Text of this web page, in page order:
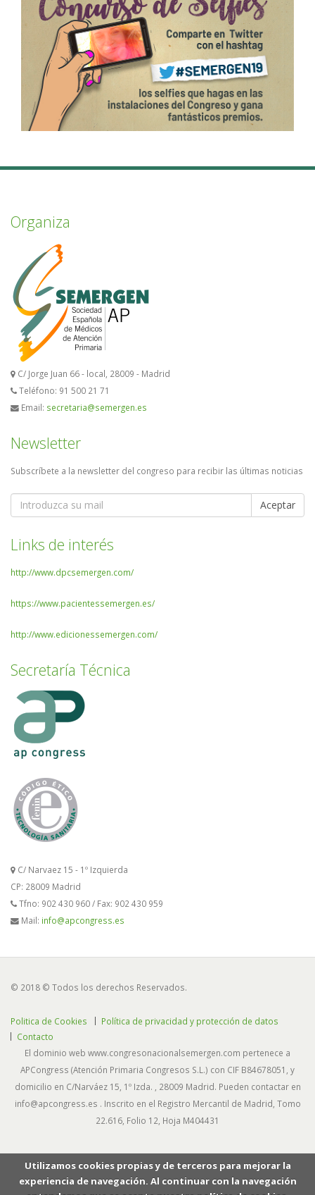
Organiza
C/ Jorge Juan 66 - local, 28009 - Madrid
Teléfono: 91 500 21 71
Email: secretaria@semergen.es
Newsletter
Subscríbete a la newsletter del congreso para recibir las últimas noticias
Aceptar
Links de interés
http://www.dpcsemergen.com/
https://www.pacientessemergen.es/
http://www.edicionessemergen.com/
Secretaría Técnica
C/ Narvaez 15 - 1º Izquierda
CP: 28009 Madrid
Tfno: 902 430 960 / Fax: 902 430 959
Mail: info@apcongress.es
© 2018 © Todos los derechos Reservados.
Politica de Cookies
Política de privacidad y protección de datos
Contacto
El dominio web www.congresonacionalsemergen.com pertenece a
APCongress (Atención Primaria Congresos S.L.) con CIF B84678051, y
domicilio en C/Narváez 15, 1º Izda. , 28009 Madrid. Pueden contactar en
info@apcongress.es . Inscrito en el Registro Mercantil de Madrid, Tomo
22.616, Folio 12, Hoja M404431
Utilizamos cookies propias y de terceros para mejorar la
experiencia de navegación. Al continuar con la navegación